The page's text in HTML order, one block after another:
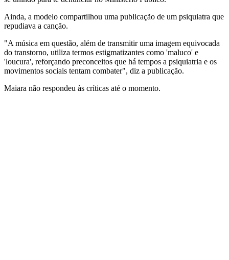
Ainda, a modelo compartilhou uma publicação de um psiquiatra que
repudiava a canção.
"A música em questão, além de transmitir uma imagem equivocada
do transtorno, utiliza termos estigmatizantes como 'maluco' e
'loucura', reforçando preconceitos que há tempos a psiquiatria e os
movimentos sociais tentam combater", diz a publicação.
Maiara não respondeu às críticas até o momento.